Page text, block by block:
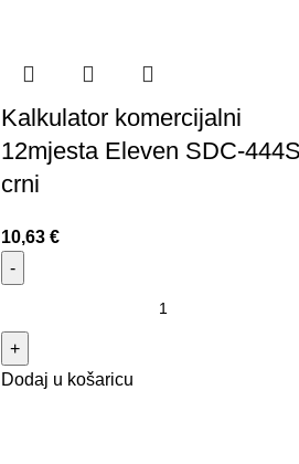
Kalkulator komercijalni
12mjesta Eleven SDC-444S
crni
10,63 €
Dodaj u košaricu